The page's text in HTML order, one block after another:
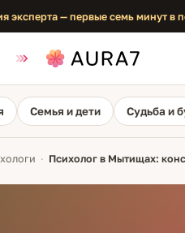
эксперта — первые семь минут в
Семья и дети Судьба и
· Психолог в Мытищах: